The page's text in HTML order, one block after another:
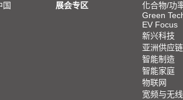
国 展会专区
化合物/功
Green
EV Focus
新兴科技
亚洲供应链
智能制造
智能家庭
物联网
宽频与无线